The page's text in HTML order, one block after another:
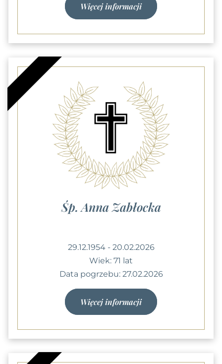
Więcej informacji
Śp. Anna Zabłocka
29.12.1954 - 20.02.2026
Wiek: 71 lat
Data pogrzebu: 27.02.2026
Więcej informacji